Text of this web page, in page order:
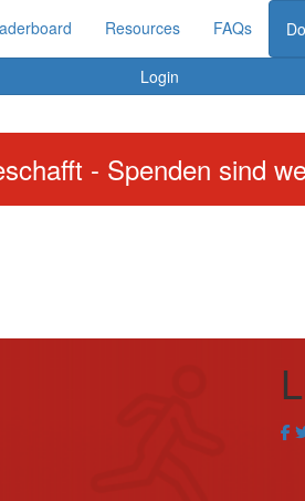
Resources FAQs
Login
- Spenden sind